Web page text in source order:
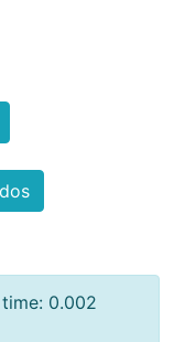
time: 0.002